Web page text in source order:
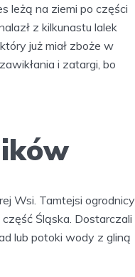
leżą na ziemi po części
z kilkunastu lalek
już miał zboże w
i zatargi, bo
Wsi. Tamtejsi ogrodnicy
Śląska. Dostarczali
lub potoki wody z gliną